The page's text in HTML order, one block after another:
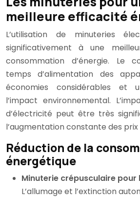
meilleure efficacité
L’utilisation de minuteries
significativement à une
consommation d’énergie. Le
temps d’alimentation des
économies considérables et
l’impact environnemental.
d’électricité peut être très
l’augmentation constante des prix
Réduction de la
énergétique
Minuterie crépusculaire pour
L’allumage et l’extinction